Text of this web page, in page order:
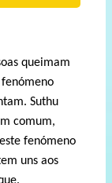
queimam
Suthu
comum,
fenómeno
uns aos